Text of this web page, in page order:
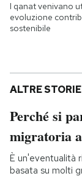
I qanat venivano
evoluzione
sostenibile
ALTRE STORIE
Perché si
migratoria
È un'eventualità
basata su molti